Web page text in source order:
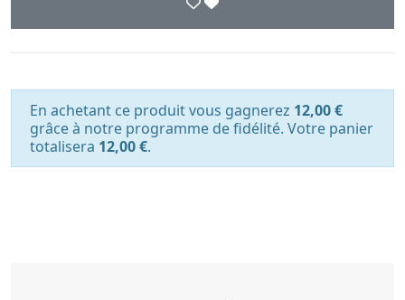
En achetant ce produit vous gagnerez 12,00 €
grâce à notre programme de fidélité. Votre panier
totalisera 12,00 €.